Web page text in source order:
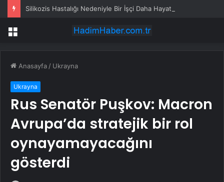
Silikozis Hastalığı Nedeniyle Bir İşçi Daha Hayatını Kaybetti
Menü
Anasayfa / Ukrayna
Ukrayna
Rus Senatör Puşkov: Macron
Avrupa’da stratejik bir rol
oynayamayacağını
gösterdi